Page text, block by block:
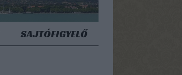
SAJTÓFIGYELŐ